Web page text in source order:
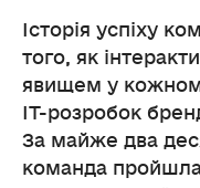
Історія успіху
того, як
явищем у
IT-розробок
За майже два
команда